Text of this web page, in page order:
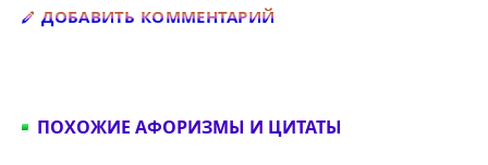
ДОБАВИТЬ КОММЕНТАРИЙ
ПОХОЖИЕ АФОРИЗМЫ И ЦИТАТЫ